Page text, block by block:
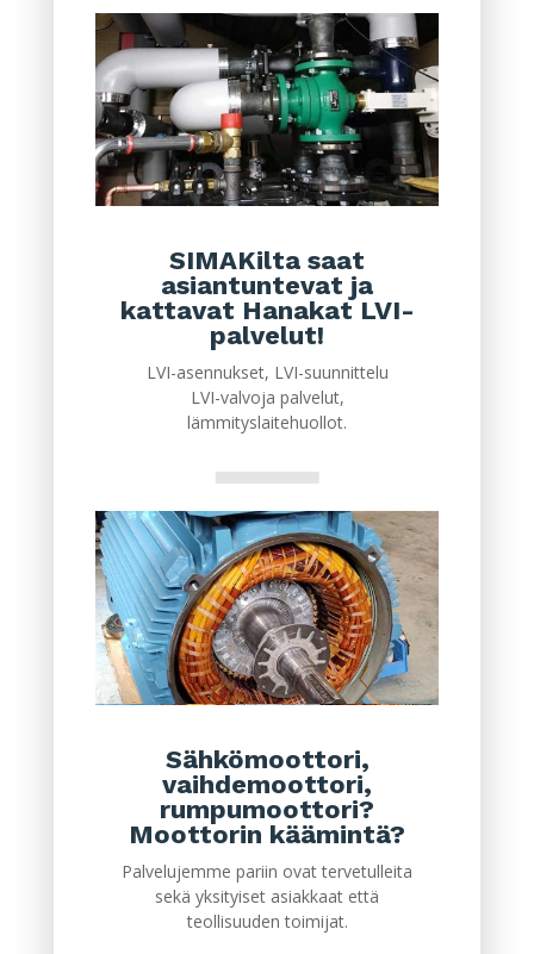
SIMAKilta saat
asiantuntevat ja
kattavat Hanakat LVI-
palvelut!
LVI-asennukset, LVI-suunnittelu
LVI-valvoja palvelut,
lämmityslaitehuollot.
Sähkömoottori,
vaihdemoottori,
rumpumoottori?
Moottorin käämintä?
Palvelujemme pariin ovat tervetulleita
sekä yksityiset asiakkaat että
teollisuuden toimijat.